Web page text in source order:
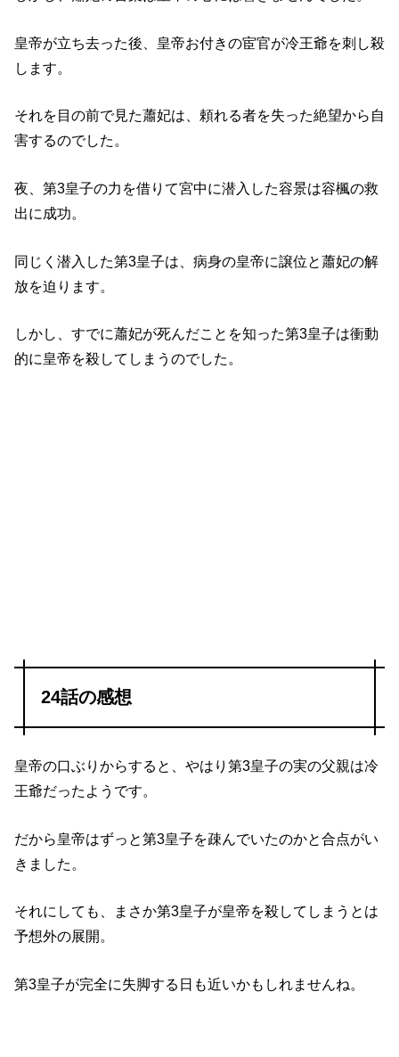
皇帝が立ち去った後、皇帝お付きの宦官が冷王爺を刺し殺
します。
それを目の前で見た蕭妃は、頼れる者を失った絶望から自
害するのでした。
夜、第3皇子の力を借りて宮中に潜入した容景は容楓の救
出に成功。
同じく潜入した第3皇子は、病身の皇帝に譲位と蕭妃の解
放を迫ります。
しかし、すでに蕭妃が死んだことを知った第3皇子は衝動
的に皇帝を殺してしまうのでした。
24話の感想
皇帝の口ぶりからすると、やはり第3皇子の実の父親は冷
王爺だったようです。
だから皇帝はずっと第3皇子を疎んでいたのかと合点がい
きました。
それにしても、まさか第3皇子が皇帝を殺してしまうとは
予想外の展開。
第3皇子が完全に失脚する日も近いかもしれませんね。